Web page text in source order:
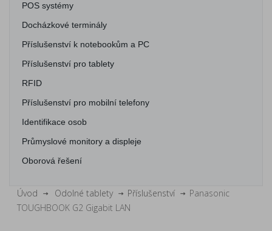
POS systémy
Docházkové terminály
Příslušenství k notebookům a PC
Příslušenství pro tablety
RFID
Příslušenství pro mobilní telefony
Identifikace osob
Průmyslové monitory a displeje
Oborová řešení
Úvod Odolné tablety Příslušenství
Panasonic
TOUGHBOOK G2 Gigabit LAN